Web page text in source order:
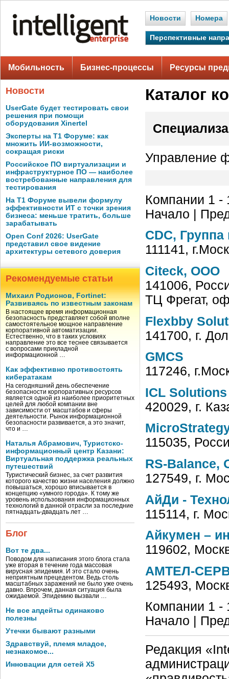
Новости Номера
Перспективные
Мобильность Бизнес-процессы Ресурсы
Новости
UserGate будет тестировать свои
решения при помощи
оборудования Xinertel
Эксперты на Т1 Форуме: как
множить ИИ-возможности,
сокращая риски
Российское ПО виртуализации и
инфраструктурное ПО — наиболее
востребованные направления для
тестирования
На Т1 Форуме вывели формулу
эффективности ИТ с точки зрения
бизнеса: меньше тратить, больше
зарабатывать
Open Conf 2026: UserGate
представил свое видение
архитектуры сетевого доверия
Рекомендуемые статьи
Михаил Родионов, Fortinet:
Развиваясь по известным законам
В настоящее время информационная
безопасность представляет собой вполне
самостоятельное мощное направление
корпоративной автоматизации.
Естественно, что в таких условиях
направление это все теснее связывается
с вопросами прикладной
информационной …
Как эффективно противостоять
кибератакам
На сегодняшний день обеспечение
безопасности корпоративных ресурсов
является одной из наиболее приоритетных
целей для любой компании вне
зависимости от масштабов и сферы
деятельности. Рынок информационной
безопасности развивается, а это значит,
что и …
Наталья Абрамович, Туристско-
информационный центр Казани:
Виртуальная поддержка реальных
путешествий
Туристический бизнес, за счет развития
которого качество жизни населения должно
повышаться, хорошо вписывается в
концепцию «умного города». К тому же
уровень использования информационных
технологий в данной отрасли за последние
пятнадцать-двадцать лет …
Блог
Вот те два...
Поводом для написания этого блога стала
уже вторая в течение года массовая
вирусная эпидемия. И это стало очень
неприятным прецедентом. Ведь столь
масштабных заражений не было уже очень
давно. Впрочем, данная ситуация была
ожидаемой. Эпидемию вызвали …
Не все апдейты одинаково
полезны
Утечки бывают разными
Здравствуй, племя младое,
незнакомое...
Инновации для сетей X5
Каталог
Управление
Компании 1 -
Начало |
CDC,
111141,
Citeck, ООО
141006,
ТЦ Фрегат,
Flexbby
141700, г.
GMCS
117246,
ICL Solutions
420029, г.
115035,
RS-Balance,
127549, г.
АйДи -
115114, г.
Айкумен –
119602,
АМТЕЛ-
125493,
Компании 1 -
Начало |
Редакция